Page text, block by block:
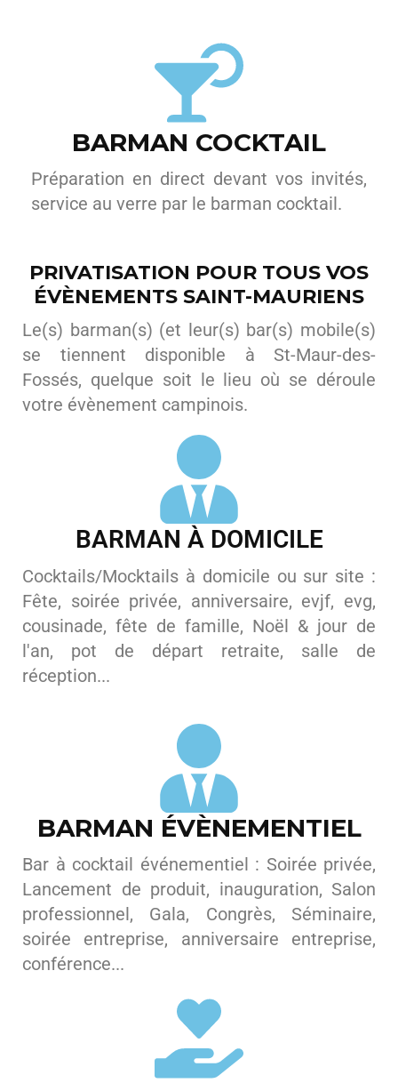
BARMAN COCKTAIL
Préparation en direct devant vos invités,
service au verre par le barman cocktail.
PRIVATISATION POUR TOUS VOS
ÉVÈNEMENTS SAINT-MAURIENS
Le(s) barman(s) (et leur(s) bar(s) mobile(s)
se tiennent disponible à St-Maur-des-
Fossés, quelque soit le lieu où se déroule
votre évènement campinois.
BARMAN À DOMICILE
Cocktails/Mocktails à domicile ou sur site :
Fête, soirée privée, anniversaire, evjf, evg,
cousinade, fête de famille, Noël & jour de
l'an, pot de départ retraite, salle de
réception...
BARMAN ÉVÈNEMENTIEL
Bar à cocktail événementiel : Soirée privée,
Lancement de produit, inauguration, Salon
professionnel, Gala, Congrès, Séminaire,
soirée entreprise, anniversaire entreprise,
conférence...